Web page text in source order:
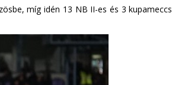
míg idén 13 NB II-es és 3